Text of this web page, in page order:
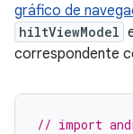
gráfico de
hiltViewModel
correspondente
// import